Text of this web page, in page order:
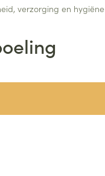
verzorging en hygiëne